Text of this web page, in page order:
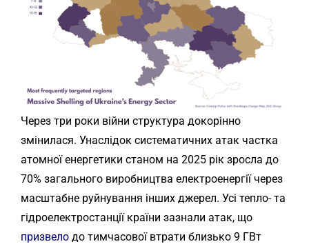
Через три роки війни структура докорінно
змінилася. Унаслідок систематичних атак частка
атомної енергетики станом на 2025 рік зросла до
70% загального виробництва електроенергії через
масштабне руйнування інших джерел. Усі тепло- та
гідроелектростанції країни зазнали атак, що
призвело до тимчасової втрати близько 9 ГВт